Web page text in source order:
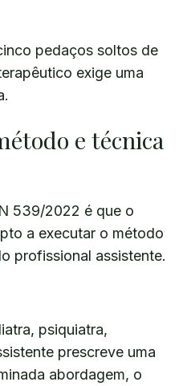
pedaços soltos de
exige uma
e técnica
539/2022 é que o
a executar o método
profissional assistente.
psiquiatra,
prescreve uma
abordagem, o